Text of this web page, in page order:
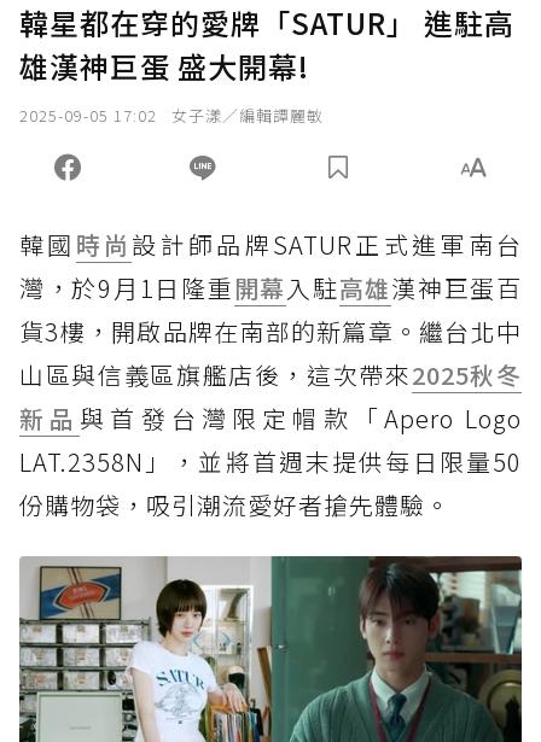
韓星都在穿的愛牌「SATUR」 進駐高
雄漢神巨蛋 盛大開幕!
2025-09-05 17:02 女子漾／編輯譚麗敏
韓國 時尚 設計師品牌SATUR正式進軍南台
灣，於9月1日隆重開幕入駐高雄漢神巨蛋百
貨3樓，開啟品牌在南部的新篇章。繼台北中
山區與信義區旗艦店後，這次帶來2025秋冬
新品 與首發台灣限定帽款「Apero Logo
LAT.2358N」，並將首週末提供每日限量50
份購物袋，吸引潮流愛好者搶先體驗。